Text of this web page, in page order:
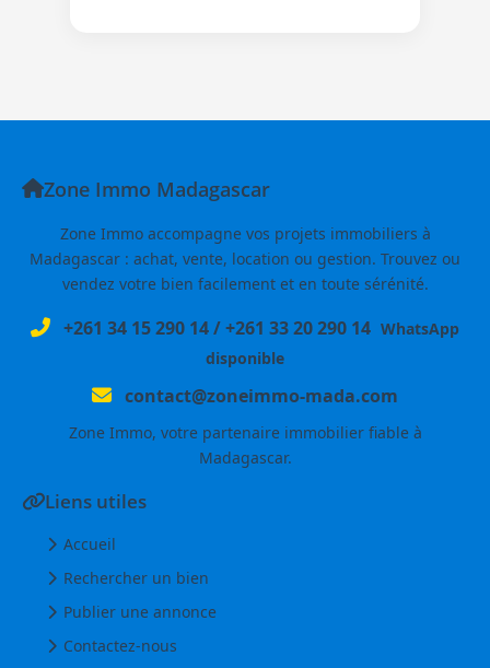
Zone Immo Madagascar
Zone Immo accompagne vos projets immobiliers à
Madagascar : achat, vente, location ou gestion. Trouvez ou
vendez votre bien facilement et en toute sérénité.
+261 34 15 290 14/+261 33 20 290 14 WhatsApp
disponible
contact@zoneimmo-mada.com
Zone Immo, votre partenaire immobilier fiable à
Madagascar.
Liens utiles
Accueil
Rechercher un bien
Publier une annonce
Contactez-nous